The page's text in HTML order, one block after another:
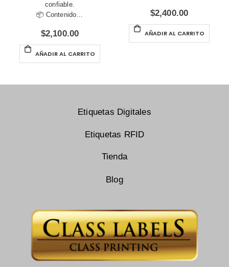
confiable.
📦 Contenido…
$2,100.00
AÑADIR AL CARRITO
$2,400.00
AÑADIR AL CARRITO
Etiquetas Digitales
Etiquetas RFID
Tienda
Blog